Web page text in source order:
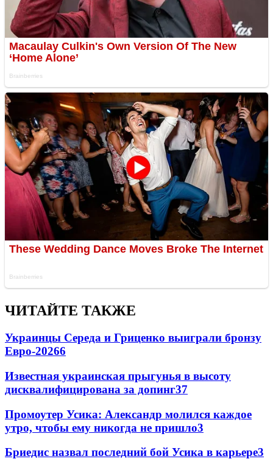
ЧИТАЙТЕ ТАКЖЕ
Украинцы Середа и Гриценко выиграли бронзу
Евро-20266
Известная украинская прыгунья в высоту
дисквалифицирована за допинг37
Промоутер Усика: Александр молился каждое
утро, чтобы ему никогда не пришло3
Бриедис назвал последний бой Усика в карьере3